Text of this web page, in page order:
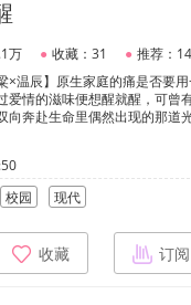
万 ● 收藏：31 ● 推荐：14
×温辰】原生家庭的痛是否要
爱情的滋味便想醒就醒，可
向奔赴生命里偶然出现的那
校园 现代
收藏 订阅